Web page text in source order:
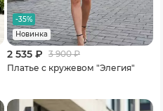
-35%
Новинка
2 535 ₽ 3 900₽
Платье с кружевом "Элегия"